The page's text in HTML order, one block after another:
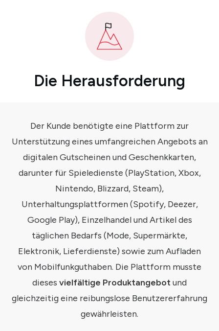
Die Herausforderung
Der Kunde benötigte eine Plattform zur
Unterstützung eines umfangreichen Angebots an
digitalen Gutscheinen und Geschenkkarten,
darunter für Spieledienste (PlayStation, Xbox,
Nintendo, Blizzard, Steam),
Unterhaltungsplattformen (Spotify, Deezer,
Google Play), Einzelhandel und Artikel des
täglichen Bedarfs (Mode, Supermärkte,
Elektronik, Lieferdienste) sowie zum Aufladen
von Mobilfunkguthaben. Die Plattform musste
dieses vielfältige Produktangebotund
gleichzeitig eine reibungslose Benutzererfahrung
gewährleisten.